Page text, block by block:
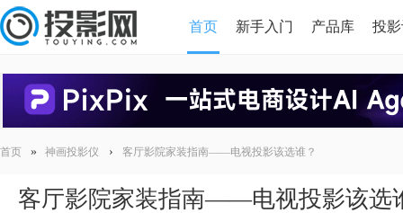
首页 新手入门 产品库 投
HDMI版本对比
首页 » 神画投影仪 › 客厅影院家装指南——电视投影该选谁？
客厅影院家装指南——电视投影该选